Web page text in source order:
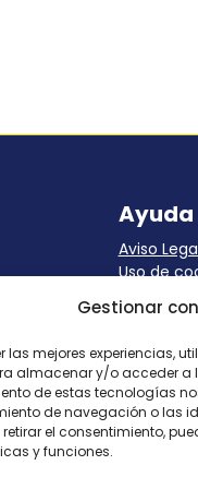
Gestionar
las mejores experiencias,
almacenar y/o acceder a
de estas tecnologías
de navegación o las
el consentimiento,
y funciones.
Ayuda
Aviso
Uso de
Política
Canal